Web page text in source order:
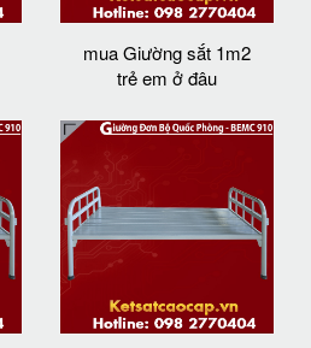
mua Giường sắt 1m2
trẻ em ở đâu